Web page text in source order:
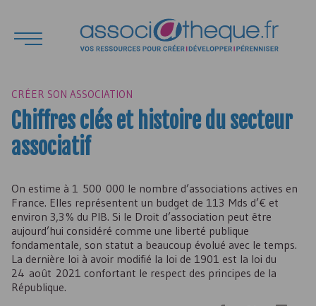
CRÉER SON ASSOCIATION
Chiffres clés et histoire du secteur
associatif
On estime à 1 500 000 le nombre d’associations actives en
France. Elles représentent un budget de 113 Mds d’€ et
environ 3,3 % du PIB. Si le Droit d’association peut être
aujourd’hui considéré comme une liberté publique
fondamentale, son statut a beaucoup évolué avec le temps.
La dernière loi à avoir modifié la loi de 1901 est la loi du
24 août 2021 confortant le respect des principes de la
République.